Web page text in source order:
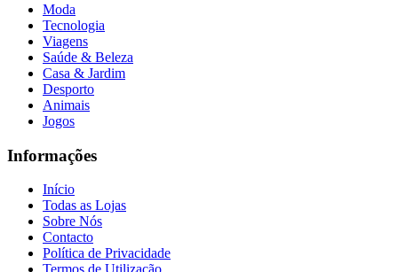
Moda
Tecnologia
Viagens
Saúde & Beleza
Casa & Jardim
Desporto
Animais
Jogos
Informações
Início
Todas as Lojas
Sobre Nós
Contacto
Política de Privacidade